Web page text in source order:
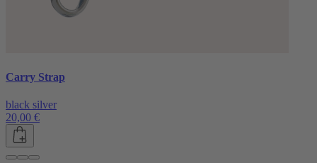
Carry Strap
black silver
20,00 €